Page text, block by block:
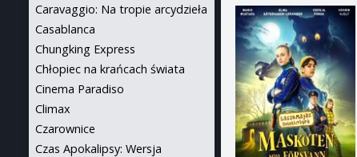
Caravaggio: Na tropie arcydzieła
Casablanca
Chungking Express
Chłopiec na krańcach świata
Cinema Paradiso
Climax
Czarownice
Czas Apokalipsy: Wersja